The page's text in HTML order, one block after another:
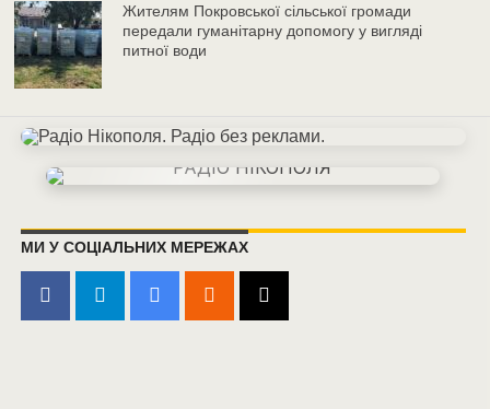
Жителям Покровської сільської громади
передали гуманітарну допомогу у вигляді
питної води
МИ У СОЦІАЛЬНИХ МЕРЕЖАХ